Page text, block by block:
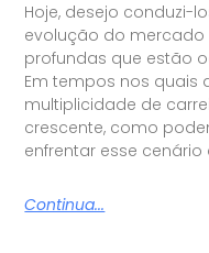
Hoje, desejo conduzi-
evolução do
profundas que estão
Em tempos nos quais
multiplicidade de
crescente, como
enfrentar esse
Continua...